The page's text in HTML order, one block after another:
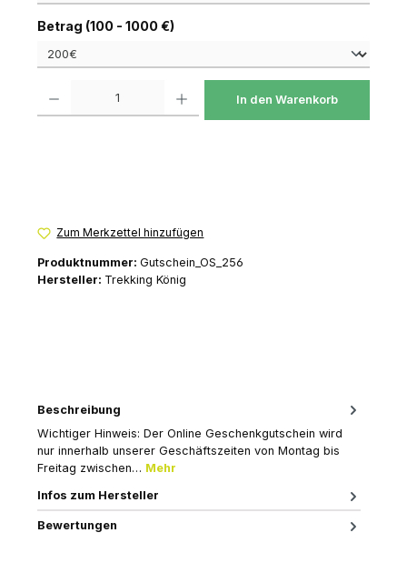
Betrag (100 - 1000 €)auswählen
In den Warenkorb
Zum Merkzettel hinzufügen
Produktnummer: Gutschein_OS_256
Hersteller: Trekking König
Beschreibung
Wichtiger Hinweis: Der Online Geschenkgutschein wird
nur innerhalb unserer Geschäftszeiten von Montag bis
Freitag zwischen… Mehr
Infos zum Hersteller
Bewertungen